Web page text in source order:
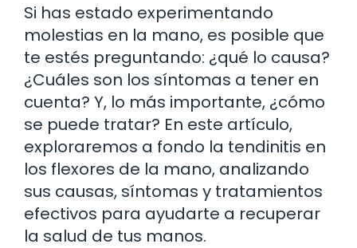
Si has estado experimentando
molestias en la mano, es posible que
te estés preguntando: ¿qué lo causa?
¿Cuáles son los síntomas a tener en
cuenta? Y, lo más importante, ¿cómo
se puede tratar? En este artículo,
exploraremos a fondo la tendinitis en
los flexores de la mano, analizando
sus causas, síntomas y tratamientos
efectivos para ayudarte a recuperar
la salud de tus manos.